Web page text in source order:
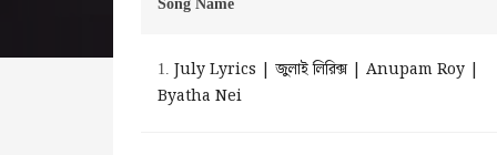
Song Name
1. July Lyrics | জুলাই লিরিক্স | Anupam Roy |
Byatha Nei